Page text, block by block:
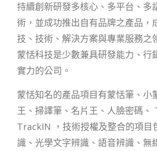
持續創新研發多核心、多平台、多
術，並成功推出自有品牌之產品，
技、技術、解決方案與專業服務之
蒙恬科技是少數兼具研發能力、行
實力的公司。
蒙恬知名的產品項目有蒙恬筆、小
王、掃譯筆、名片王、人臉密碼、
TrackIN ，技術授權及整合的項目
識、光學文字辨識、語音辨識、無